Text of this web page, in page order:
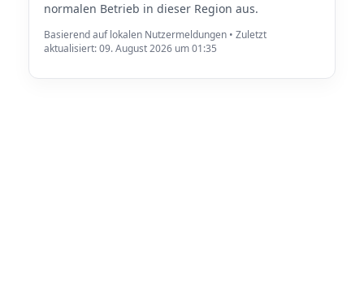
normalen Betrieb in dieser Region aus.
Basierend auf lokalen Nutzermeldungen • Zuletzt
aktualisiert: 09. August 2026 um 01:35